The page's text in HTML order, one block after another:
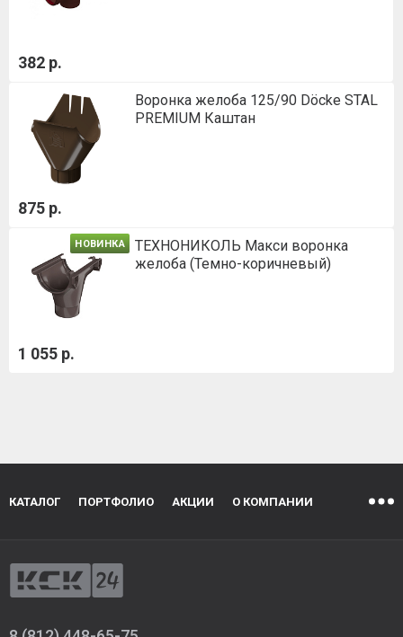
382 р.
Воронка желоба 125/90 Döcke STAL
PREMIUM Каштан
875 р.
НОВИНКА
ТЕХНОНИКОЛЬ Макси воронка
желоба (Темно-коричневый)
1 055 р.
КАТАЛОГ ПОРТФОЛИО АКЦИИ О КОМПАНИИ